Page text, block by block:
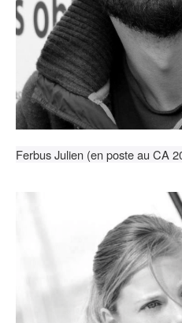
Ferbus Julien (en poste au CA